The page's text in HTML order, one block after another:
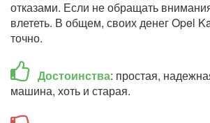
отказами. Если не обращать
влететь. В общем, своих денег Opel
точно.
Достоинства: простая,
машина, хоть и старая.